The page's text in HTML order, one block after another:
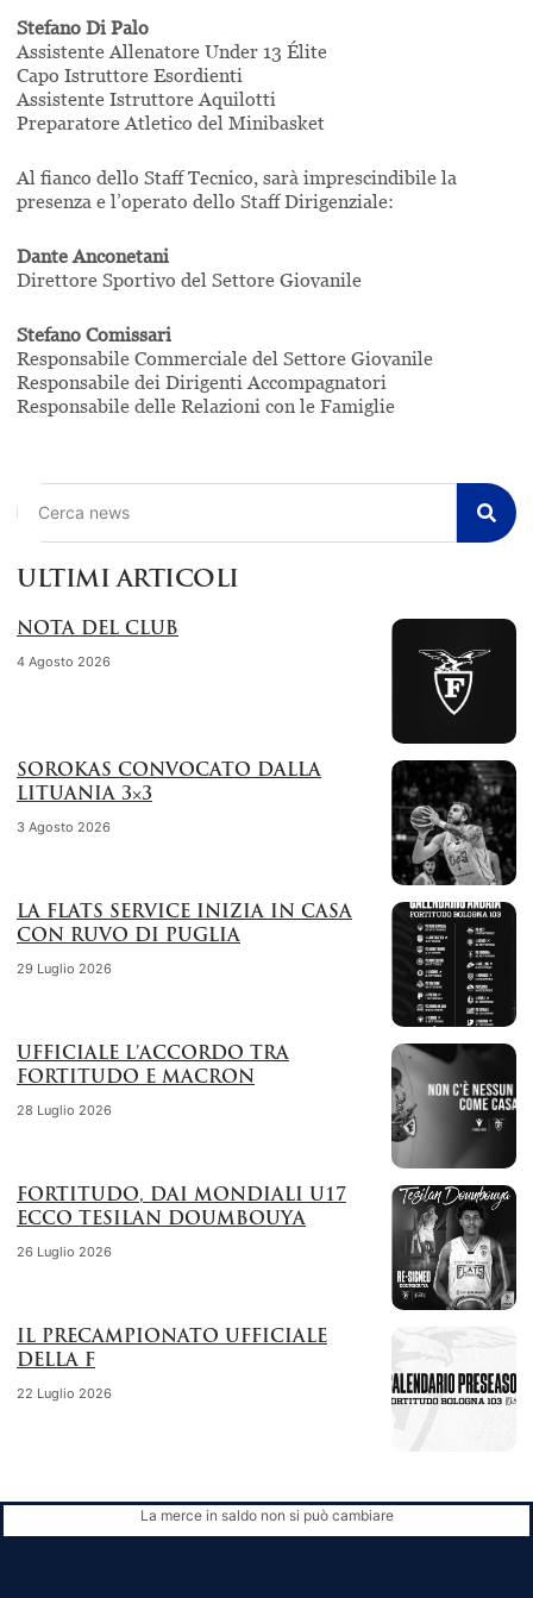
Stefano Di Palo
Assistente Allenatore Under 13 Élite
Capo Istruttore Esordienti
Assistente Istruttore Aquilotti
Preparatore Atletico del Minibasket
Al fianco dello Staff Tecnico, sarà imprescindibile la
presenza e l’operato dello Staff Dirigenziale:
Dante Anconetani
Direttore Sportivo del Settore Giovanile
Stefano Comissari
Responsabile Commerciale del Settore Giovanile
Responsabile dei Dirigenti Accompagnatori
Responsabile delle Relazioni con le Famiglie
ULTIMI ARTICOLI
NOTA DEL CLUB
4 Agosto 2026
SOROKAS CONVOCATO DALLA
LITUANIA 3×3
3 Agosto 2026
LA FLATS SERVICE INIZIA IN CASA
CON RUVO DI PUGLIA
29 Luglio 2026
UFFICIALE L’ACCORDO TRA
FORTITUDO E MACRON
28 Luglio 2026
FORTITUDO, DAI MONDIALI U17
ECCO TESILAN DOUMBOUYA
26 Luglio 2026
IL PRECAMPIONATO UFFICIALE
DELLA F
22 Luglio 2026
La merce in saldo non si può cambiare